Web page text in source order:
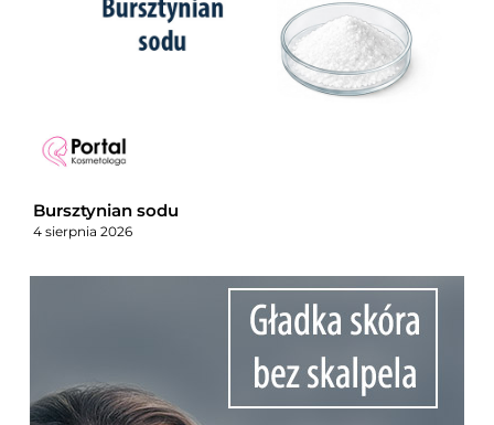
Bursztynian sodu
4 sierpnia 2026